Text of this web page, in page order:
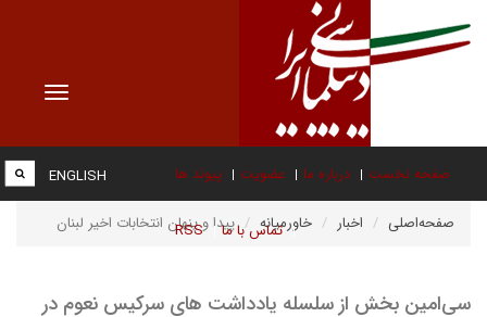
Toggle
صفحه نخست درباره ما عضویت پیوند ها
تماس با ما RSS
ENGLISH
صفحه‌اصلی اخبار خاورمیانه پیدا و پنهان انتخابات اخیر لبنان
سی‌امین بخش از سلسله یادداشت های سرکیس نعوم در